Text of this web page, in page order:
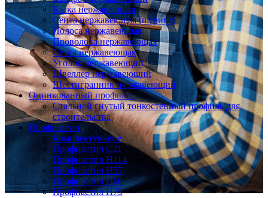
Балка нержавеющая
Лента нержавеющая (штрипс)
Полоса нержавеющая
Проволока нержавеющая
Сетка нержавеющая
Уголок нержавеющий
Швеллер нержавеющий
Шестигранник нержавеющий
Оцинкованный профиль
Стальной гнутый тонкостенный профиль для
строительства
Профнастил
Комплектующие
Профнастил C21
Профнастил Н114
Профнастил Н57
Профнастил Н60
Профнастил Н75